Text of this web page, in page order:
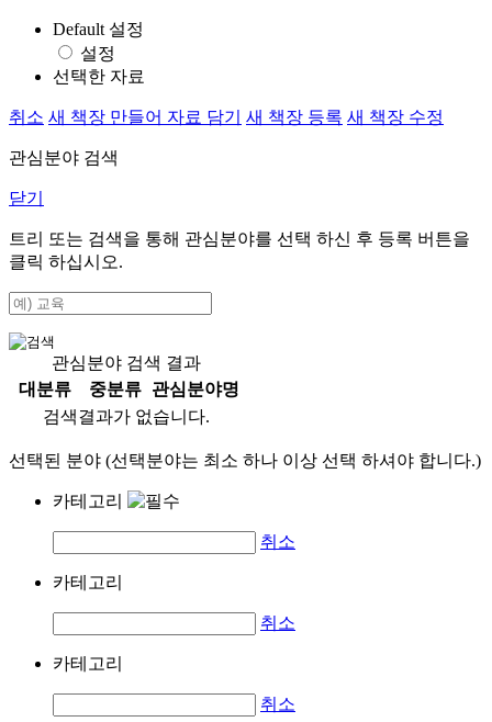
Default 설정
설정
선택한 자료
취소 새 책장 만들어 자료 담기 새 책장 등록 새 책장 수정
관심분야 검색
닫기
트리 또는 검색을 통해 관심분야를 선택 하신 후 등록 버튼을
클릭 하십시오.
관심분야 검색 결과
대분류
중분류
관심분야명
검색결과가 없습니다.
선택된 분야 (선택분야는 최소 하나 이상 선택 하셔야 합니다.)
카테고리
취소
카테고리
취소
카테고리
취소